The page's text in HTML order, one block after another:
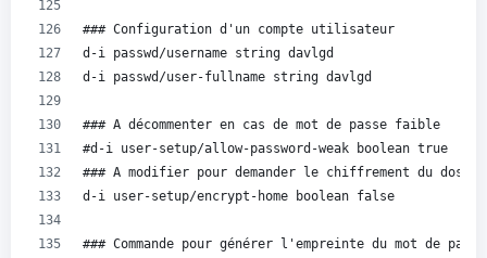
### Configuration d'un compte utilisateur
d-i passwd/username string davlgd
d-i passwd/user-fullname string davlgd
### A décommenter en cas de mot de passe faible
#d-i user-setup/allow-password-weak boolean true
### A modifier pour demander le chiffrement du
d-i user-setup/encrypt-home boolean false
### Commande pour générer l'empreinte du mot de